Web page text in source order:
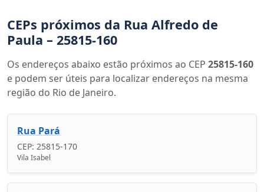
CEPs próximos da Rua Alfredo de
Paula – 25815-160
Os endereços abaixo estão próximos ao CEP 25815-160
e podem ser úteis para localizar endereços na mesma
região do Rio de Janeiro.
Rua Pará
CEP: 25815-170
Vila Isabel